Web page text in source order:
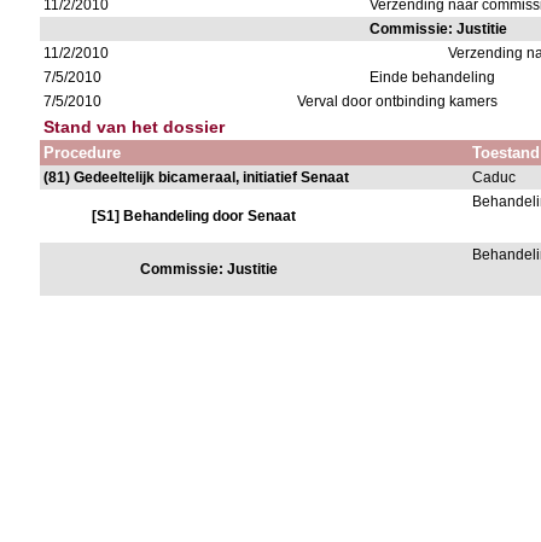
11/2/2010
Verzending naar
Commissie: Justitie
11/2/2010
Verzending
7/5/2010
Einde behandeling
7/5/2010
Verval door ontbinding kamers
Stand van het dossier
Procedure Toestand
(81) Gedeeltelijk bicameraal, initiatief Senaat Caduc
[S1] Behandeling door Senaat
Commissie: Justitie